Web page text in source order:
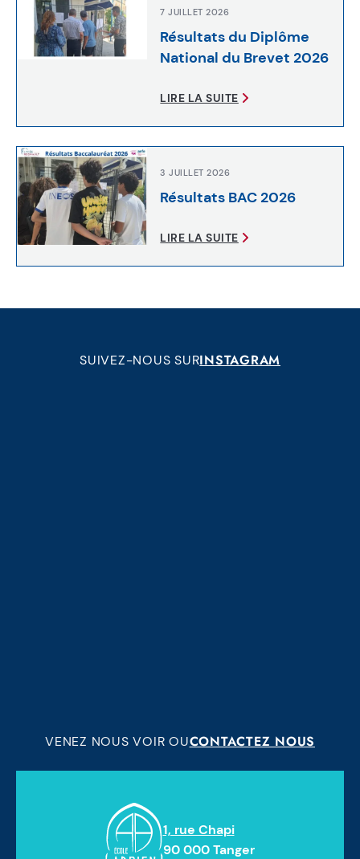
7 JUILLET 2026
Résultats du Diplôme
National du Brevet 2026
LIRE LA SUITE
3 JUILLET 2026
Résultats BAC 2026
LIRE LA SUITE
SUIVEZ-NOUS SURINSTAGRAM
VENEZ NOUS VOIR OUCONTACTEZ NOUS
1, rue Chapi
90 000 Tanger